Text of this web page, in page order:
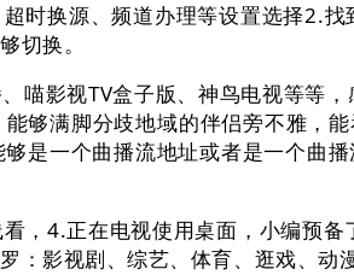
换源、频道办理等设置选择2.找
切换。
影视TV盒子版、神鸟电视等等
够满脚分歧地域的伴侣旁不雅，
是一个曲播流地址或者是一个曲
4.正在电视使用桌面，小编预备
影视剧、综艺、体育、逛戏、动